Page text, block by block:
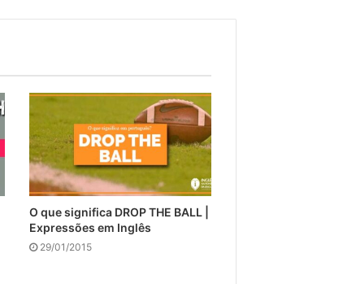
O que significa DROP THE BALL |
Expressões em Inglês
29/01/2015